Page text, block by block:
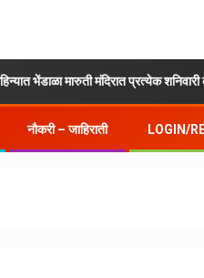
मारुती मंदिरात प्रत्येक शनिवारी कीर्तन
नौकरी – जाहिराती LOGIN/